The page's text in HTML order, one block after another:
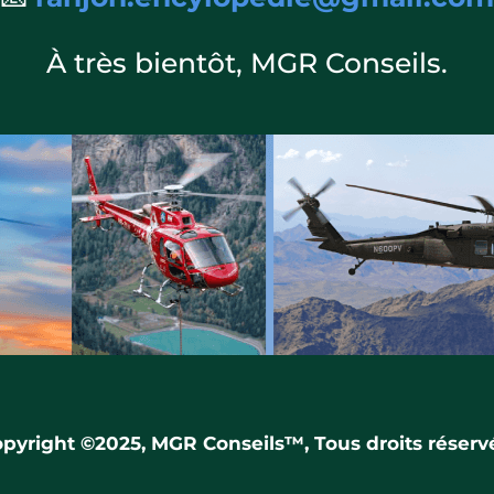
À très bientôt, MGR Conseils.
©2025, MGR Conseils™, Tous droits